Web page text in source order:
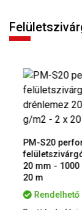
PM-S20
felületszivárgó
20 mm - 1000
20 m
Rendelhető